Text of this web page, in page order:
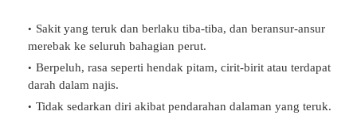
Sakit yang teruk dan berlaku tiba-tiba, dan beransur-ansur
merebak ke seluruh bahagian perut.
Berpeluh, rasa seperti hendak pitam, cirit-birit atau terdapat
darah dalam najis.
Tidak sedarkan diri akibat pendarahan dalaman yang teruk.